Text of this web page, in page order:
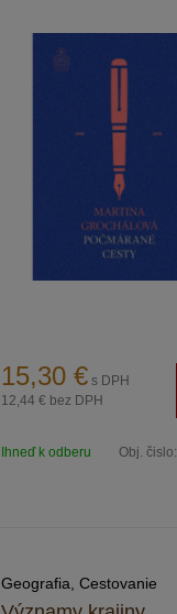
15,30 € s DPH
12,44 € bez DPH
Ihneď k odberu Obj. čislo:
Geografia, Cestovanie